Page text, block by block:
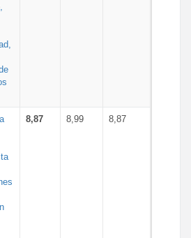
8,87 8,99 8,87